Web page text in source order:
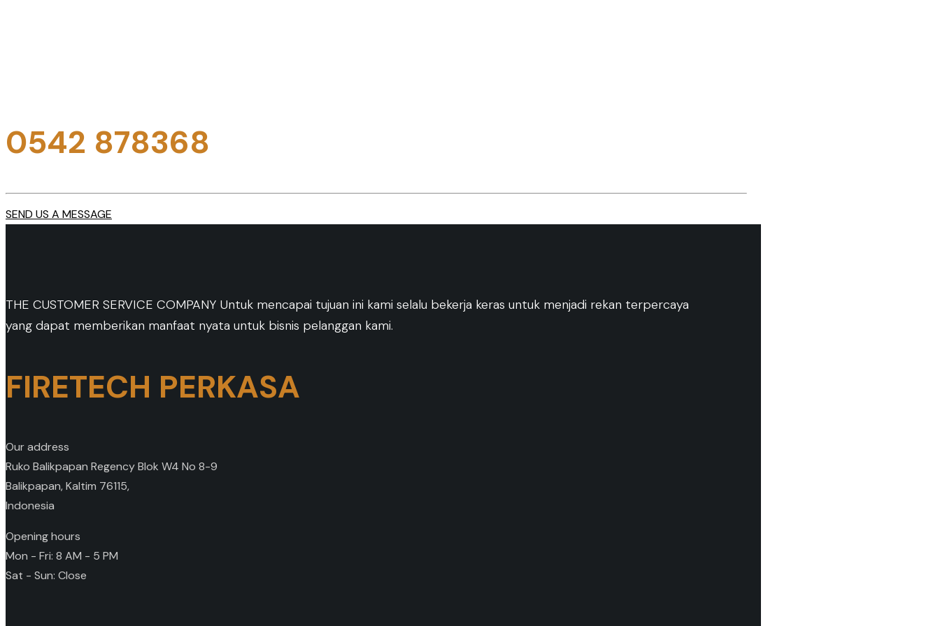
0542 878368
SEND US A MESSAGE
THE CUSTOMER SERVICE COMPANY Untuk mencapai tujuan ini kami selalu bekerja keras untuk menjadi rekan terpercaya
yang dapat memberikan manfaat nyata untuk bisnis pelanggan kami.
FIRETECH PERKASA
Our address
Ruko Balikpapan Regency Blok W4 No 8-9
Balikpapan, Kaltim 76115,
Indonesia
Opening hours
Mon - Fri: 8 AM - 5 PM
Sat - Sun: Close